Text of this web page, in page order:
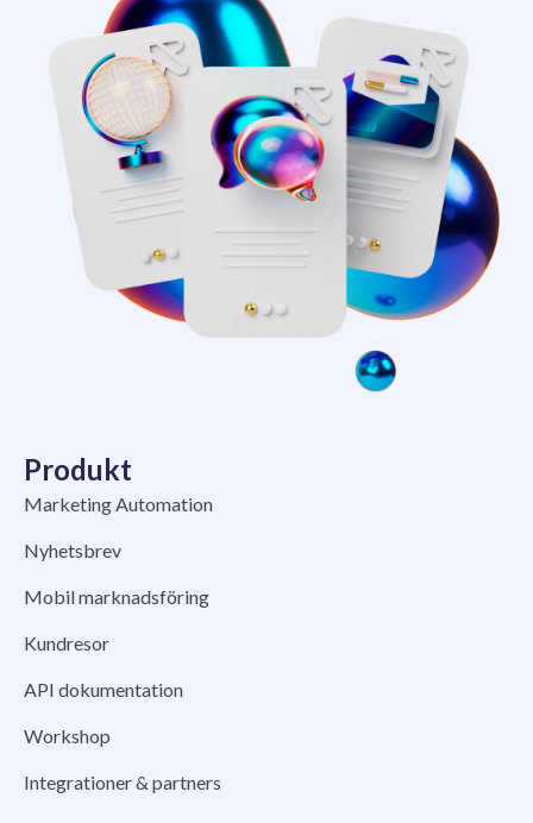
Produkt
Marketing Automation
Nyhetsbrev
Mobil marknadsföring
Kundresor
API dokumentation
Workshop
Integrationer & partners